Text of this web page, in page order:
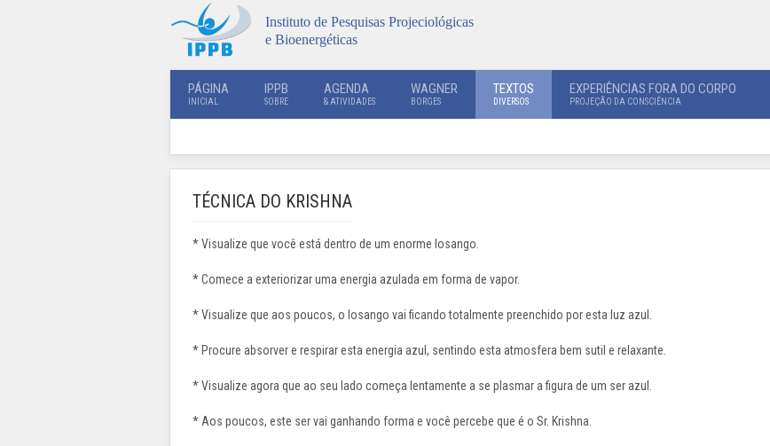
Instituto de Pesquisas Projeciológicas
e Bioenergéticas
PÁGINA
INICIAL
IPPB
SOBRE
AGENDA
& ATIVIDADES
WAGNER
BORGES
TEXTOS
DIVERSOS
EXPERIÊNCIAS FORA DO CORPO
PROJEÇÃO DA CONSCIÊNCIA
TÉCNICA DO KRISHNA
* Visualize que você está dentro de um enorme losango.
* Comece a exteriorizar uma energia azulada em forma de vapor.
* Visualize que aos poucos, o losango vai ficando totalmente preenchido por esta luz azul.
* Procure absorver e respirar esta energia azul, sentindo esta atmosfera bem sutil e relaxante.
* Visualize agora que ao seu lado começa lentamente a se plasmar a figura de um ser azul.
* Aos poucos, este ser vai ganhando forma e você percebe que é o Sr. Krishna.